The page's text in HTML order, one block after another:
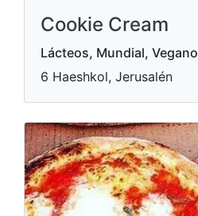
Cookie Cream
Lácteos, Mundial, Vegano
6 Haeshkol, Jerusalén